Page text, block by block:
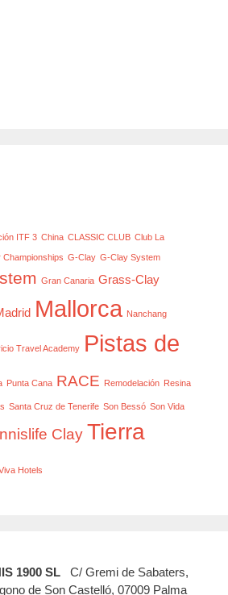
ITF 3 China CLASSIC CLUB Club La
Championships G-Clay G-Clay System
Gran Canaria Grass-Clay
Mallorca Nanchang
Travel Academy Pistas de
Punta Cana RACE Remodelación Resina
Santa Cruz de Tenerife Son Bessó Son Vida
Clay Tierra
Hotels
1900 SL C/ Gremi de Sabaters,
de Son Castelló, 07009 Palma